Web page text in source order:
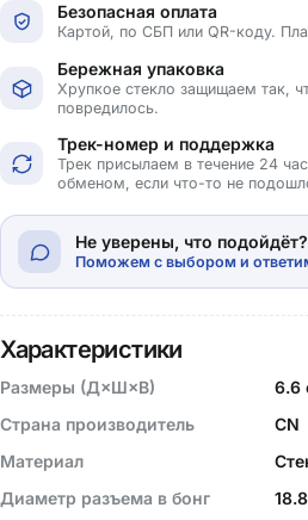
Безопасная оплата
Картой, по СБП или QR-коду.
Бережная упаковка
Хрупкое стекло защищаем так,
повредилось.
Трек-номер и поддержка
Трек присылаем в течение 24
обменом, если что-то не
Не уверены, что подойдёт?
Поможем с выбором и
Характеристики
Размеры (Д×Ш×В)
6.6
Страна производитель
CN
Материал
Диаметр разъема в бонг